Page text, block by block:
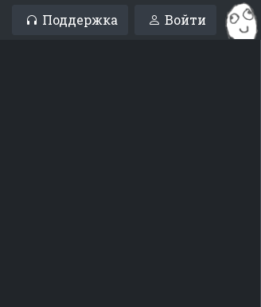
Поддержка Войти